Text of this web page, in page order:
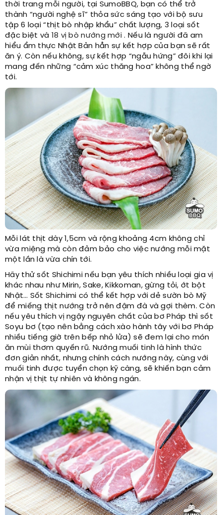
thời trang mỗi người, tại SumoBBQ, bạn có thể trở
thành “người nghệ sĩ” thỏa sức sáng tạo với bộ sưu
tập 6 loại “thịt bò nhập khẩu” chất lượng, 3 loại sốt
đặc biệt và 18 vị bò nướng mới . Nếu là người đã am
hiểu ẩm thực Nhật Bản hẳn sự kết hợp của bạn sẽ rất
ăn ý. Còn nếu không, sự kết hợp “ngẫu hứng” đôi khi lại
mang đến những “cảm xúc thăng hoa” không thể ngờ
tới.
Mỗi lát thịt dày 1,5cm và rộng khoảng 4cm không chỉ
vừa miệng mà còn đảm bảo cho việc nướng mỗi mặt
một lần là vừa chín tới.
Hãy thử sốt Shichimi nếu bạn yêu thích nhiều loại gia vị
khác nhau như Mirin, Sake, Kikkoman, gừng tỏi, ớt bột
Nhật… Sốt Shichimi có thể kết hợp với dẻ sườn bò Mỹ
để miếng thịt nướng trở nên đậm đà và gợi thèm. Còn
nếu yêu thích vị ngậy nguyên chất của bơ Pháp thì sốt
Soyu bơ (tạo nên bằng cách xào hành tây với bơ Pháp
nhiều tiếng giờ trên bếp nhỏ lửa) sẽ đem lại cho món
ăn mùi thơm quyến rũ. Nướng muối tinh là hình thức
đơn giản nhất, nhưng chính cách nướng này, cùng với
muối tinh được tuyển chọn kỹ càng, sẽ khiến bạn cảm
nhận vị thịt tự nhiên và không ngán.